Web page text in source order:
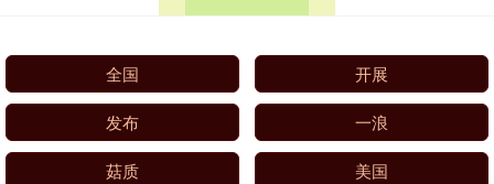
全国 开展
发布 一浪
菇质 美国